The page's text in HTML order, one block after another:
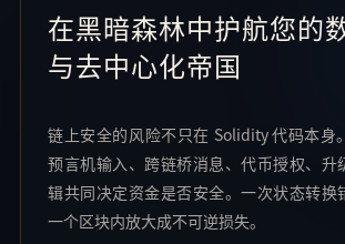
在黑暗森林中护航您的
与去中心化帝国
链上安全的风险不只在 Solidity 代码本身
预言机输入、跨链桥消息、代币授权、升
辑共同决定资金是否安全。一次状态转换
一个区块内放大成不可逆损失。